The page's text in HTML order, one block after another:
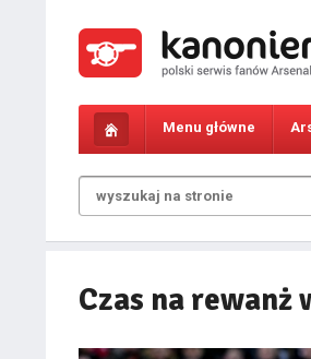
Menu główne
Czas na rewanż